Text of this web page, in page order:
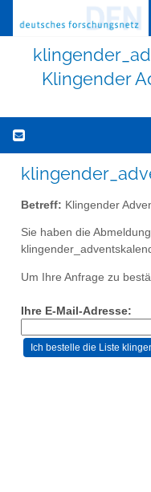
Klingender
Betreff: Klingender
Sie haben die
Um Ihre Anfrage zu
Ihre E-Mail-Adresse: